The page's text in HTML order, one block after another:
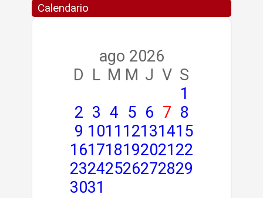
Calendario
ago 2026
D
L M M J V S
1
2 3 4 5 6 7 8
9 1011 12131415
161718192021 22
23242526272829
3031